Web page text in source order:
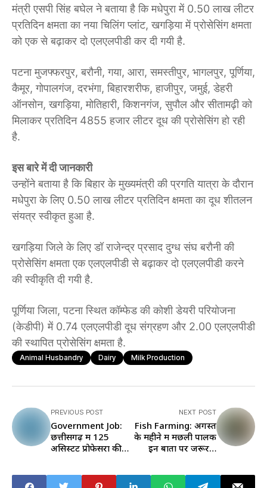
मंत्री एसपी सिंह बघेल ने बताया है कि मधेपुरा में 0.50 लाख लीटर
प्रतिदिन क्षमता का नया चिलिंग प्लांट, खगड़िया में प्रोसेसिंग क्षमता
को एक से बढ़ाकर दो एलएलपीडी कर दी गयी है.
पटना मुजफ्फरपुर, बरौनी, गया, आरा, समस्तीपुर, भागलपुर, पूर्णिया,
कैमूर, गोपालगंज, दरभंगा, बिहारशरीफ, हाजीपुर, जमुई, डेहरी
ऑनसोन, खगड़िया, मोतिहारी, किशनगंज, सुपौल और सीतामढ़ी को
मिलाकर प्रतिदिन 4855 हजार लीटर दूध की प्रोसेसिंग हो रही
है.
इस बारे में दी जानकारी
उन्होंने बताया है कि बिहार के मुख्यमंत्री की प्रगति यात्रा के दौरान
मधेपुरा के लिए 0.50 लाख लीटर प्रतिदिन क्षमता का दूध शीतलन
संयत्र स्वीकृत हुआ है.
खगड़िया जिले के लिए डॉ राजेन्द्र प्रसाद दुग्ध संघ बरौनी की
प्रोसेसिंग क्षमता एक एलएलपीडी से बढ़ाकर दो एलएलपीडी करने
की स्वीकृति दी गयी है.
पूर्णिया जिला, पटना स्थित कॉम्फेड की कोशी डेयरी परियोजना
(केडीपी) में 0.74 एलएलपीडी दूध संग्रहण और 2.00 एलएलपीडी
की स्थापित प्रोसेसिंग क्षमता है.
Animal Husbandry Dairy Milk Production
PREVIOUS POST
Government Job:
छत्तीसगढ़ में 125
असिस्टेंट प्रोफेसरों की
NEXT POST
Fish Farming: अगस्त
के महीने में मछली पालक
इन बातों पर जरूर दें